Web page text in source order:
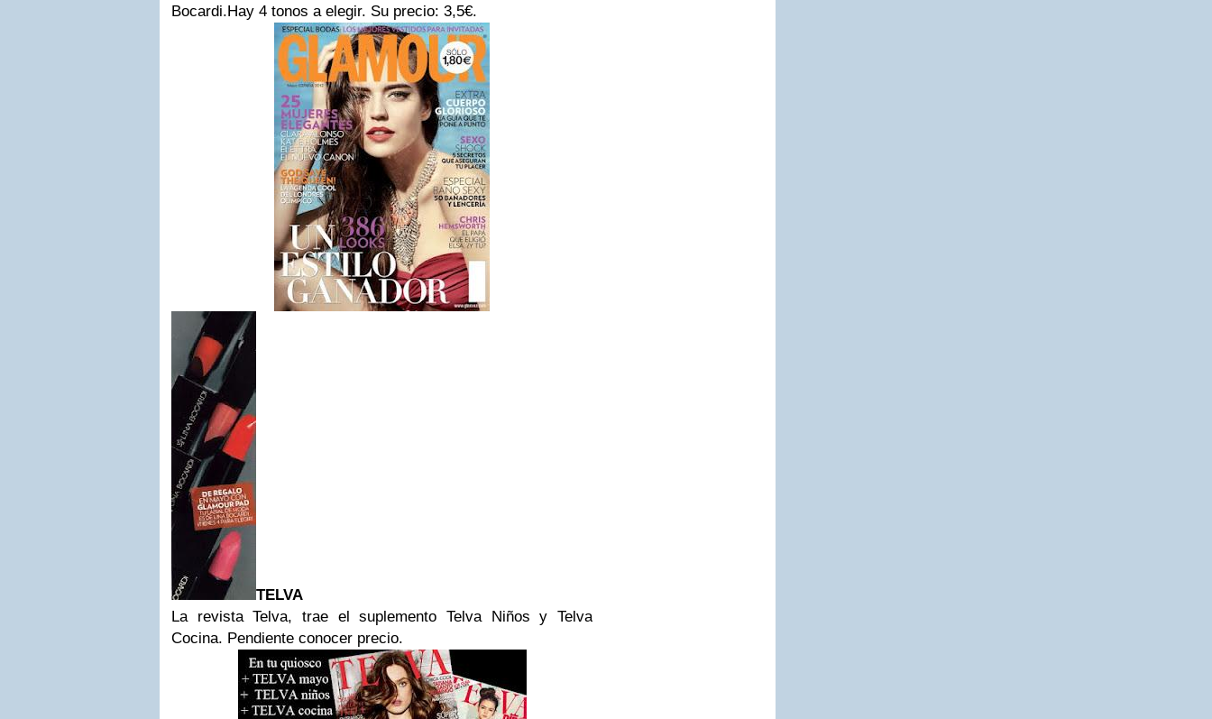
Bocardi.Hay 4 tonos a elegir. Su precio: 3,5€.
TELVA
La revista Telva, trae el suplemento Telva Niños y Telva
Cocina. Pendiente conocer precio.